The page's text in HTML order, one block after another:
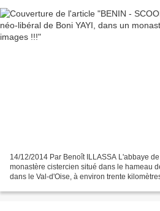
14/12/2014 Par Benoît ILLASSA L'abbaye
monastère cistercien situé dans le hameau
dans le Val-d'Oise, à environ trente